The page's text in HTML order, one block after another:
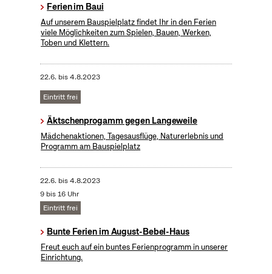
Ferien im Baui
Auf unserem Bauspielplatz findet Ihr in den Ferien
viele Möglichkeiten zum Spielen, Bauen, Werken,
Toben und Klettern.
22.6. bis4.8.2023
Eintritt frei
Äktschenprogamm gegen Langeweile
Mädchenaktionen, Tagesausflüge, Naturerlebnis und
Programm am Bauspielplatz
22.6. bis4.8.2023
9 bis 16 Uhr
Eintritt frei
Bunte Ferien im August-Bebel-Haus
Freut euch auf ein buntes Ferienprogramm in unserer
Einrichtung.